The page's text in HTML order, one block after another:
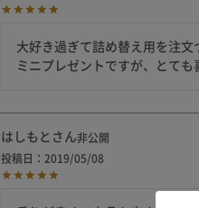
大好き過ぎて詰め替え用を注文
ミニプレゼントですが、とても
はしもと
非公開
投稿日
2019/05/08